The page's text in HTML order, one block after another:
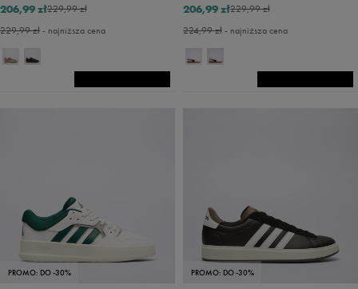
229,99 zł
206,99 zł
229,99 zł- najniższa cena
229,99 zł
206,99 zł
224,99 zł- najniższa cena
PROMO: DO -30% PROMO: DO -30%